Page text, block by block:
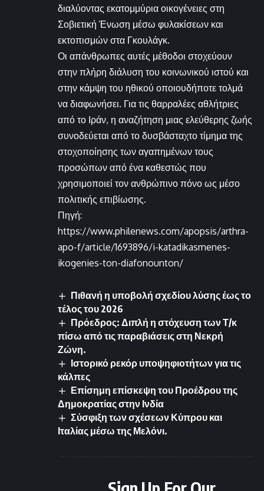
διαλύοντας εκατομμύρια οικογένειες στη
Σοβιετική Ένωση μέσω φυλακίσεων και
εκτοπισμών στα Γκουλάγκ.
Οι απάνθρωπες αυτές μέθοδοι στοχεύουν
στην πλήρη διάλυση του κοινωνικού ιστού και
στην κάμψη του ηθικού οποιουδήποτε τολμά
να διαφωνήσει. Για τις θαρραλέες αθλήτριες
από το Ιράν, η αναζήτηση μιας ελεύθερης ζωής
συνοδεύεται από το δυσβάσταχτο τίμημα της
στοχοποίησης των αγαπημένων τους
προσώπων από ένα καθεστώς που
χρησιμοποιεί τον ανθρώπινο πόνο ως μέσο
πολιτικής επιβίωσης.
Πηγή:
https://www.philenews.com/apopsis/arthra-
apo-f/article/1693896/i-katadikasmenes-
ikogenies-ton-diafonounton/
Πιθανή η υποβολή σχεδίου λύσης έως το
τέλος του 2026
Πρόεδρος: Διπλή η στόχευση των Τ/κ
πίσω από τις παραβιάσεις στη Νεκρή
Ζώνη.
Ιστορικό ρεκόρ υποψηφιοτήτων για τις
κάλπες
Επίσημη επίσκεψη του Προέδρου της
Δημοκρατίας στην Ινδία
Σύσφιξη των σχέσεων Κύπρου και
Ιταλίας μέσω της Μελόνι.